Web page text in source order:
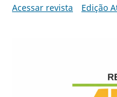
Acessar revista Edição